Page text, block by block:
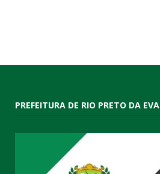
PREFEITURA DE RIO PRETO DA EVA